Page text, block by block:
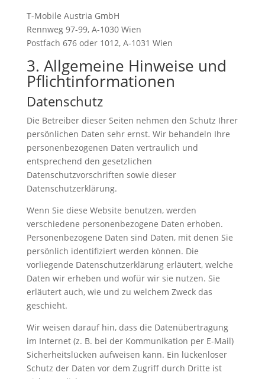
T-Mobile Austria GmbH
Rennweg 97-99, A-1030 Wien
Postfach 676 oder 1012, A-1031 Wien
3. Allgemeine Hinweise und
Pflicht­informationen
Datenschutz
Die Betreiber dieser Seiten nehmen den Schutz Ihrer
persönlichen Daten sehr ernst. Wir behandeln Ihre
personenbezogenen Daten vertraulich und
entsprechend den gesetzlichen
Datenschutzvorschriften sowie dieser
Datenschutzerklärung.
Wenn Sie diese Website benutzen, werden
verschiedene personenbezogene Daten erhoben.
Personenbezogene Daten sind Daten, mit denen Sie
persönlich identifiziert werden können. Die
vorliegende Datenschutzerklärung erläutert, welche
Daten wir erheben und wofür wir sie nutzen. Sie
erläutert auch, wie und zu welchem Zweck das
geschieht.
Wir weisen darauf hin, dass die Datenübertragung
im Internet (z. B. bei der Kommunikation per E-Mail)
Sicherheitslücken aufweisen kann. Ein lückenloser
Schutz der Daten vor dem Zugriff durch Dritte ist